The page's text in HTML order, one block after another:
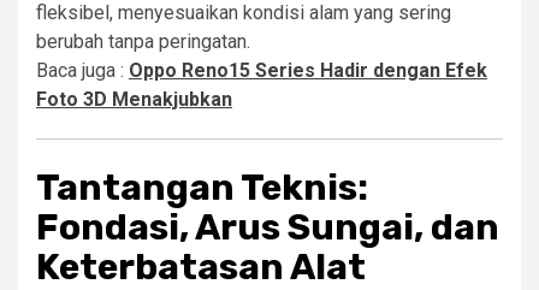
fleksibel, menyesuaikan kondisi alam yang sering
berubah tanpa peringatan.
Baca juga : Oppo Reno15 Series Hadir dengan Efek
Foto 3D Menakjubkan
Tantangan Teknis:
Fondasi, Arus Sungai, dan
Keterbatasan Alat